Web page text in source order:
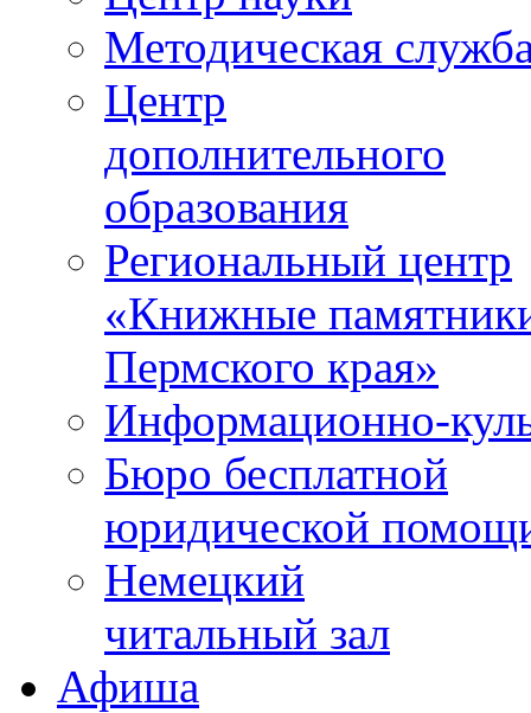
Методическая
Центр
дополнительного
образования
Региональный центр
«Книжные
Пермского края»
Информационно-
Бюро бесплатной
юридической
Немецкий
читальный зал
Афиша